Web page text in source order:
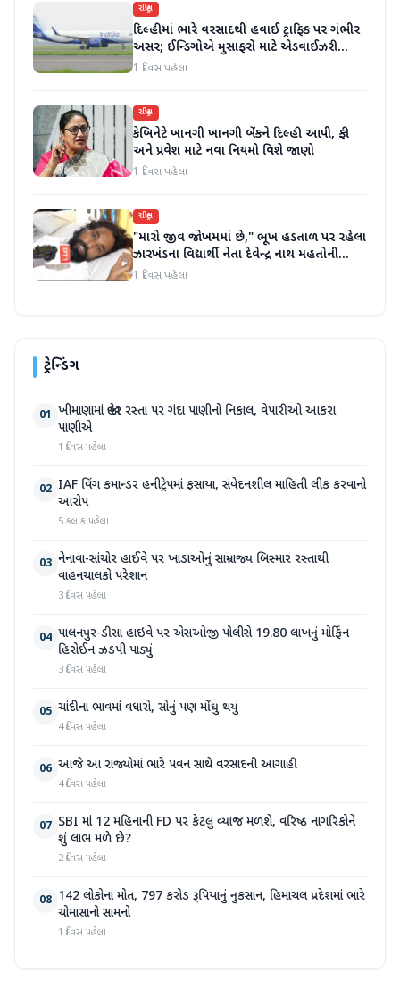
રાષ્ટ્રીય
દિલ્હીમાં ભારે વરસાદથી હવાઈ ટ્રાફિક પર ગંભીર
અસર; ઈન્ડિગોએ મુસાફરો માટે એડવાઈઝરી
જાહેર કરી
1 દિવસ પહેલા
રાષ્ટ્રીય
કેબિનેટે ખાનગી ખાનગી બેંકને દિલ્હી આપી, ફી
અને પ્રવેશ માટે નવા નિયમો વિશે જાણો
1 દિવસ પહેલા
રાષ્ટ્રીય
"મારો જીવ જોખમમાં છે," ભૂખ હડતાળ પર રહેલા
ઝારખંડના વિદ્યાર્થી નેતા દેવેન્દ્ર નાથ મહતોની
તબિયત ખરાબ
1 દિવસ પહેલા
ટ્રેન્ડિંગ
01 ખીમાણામાં જાહેર રસ્તા પર ગંદા પાણીનો નિકાલ, વેપારીઓ આકરા
પાણીએ
1 દિવસ પહેલા
02 IAF વિંગ કમાન્ડર હનીટ્રેપમાં ફસાયા, સંવેદનશીલ માહિતી લીક કરવાનો
આરોપ
5 કલાક પહેલા
03 નેનાવા-સાંચોર હાઈવે પર ખાડાઓનું સામ્રાજ્ય બિસ્માર રસ્તાથી
વાહનચાલકો પરેશાન
3 દિવસ પહેલા
04 પાલનપુર-ડીસા હાઇવે પર એસઓજી પોલીસે 19.80 લાખનું મોર્ફિન
હિરોઈન ઝડપી પાડ્યું
3 દિવસ પહેલા
05 ચાંદીના ભાવમાં વધારો, સોનું પણ મોંઘુ થયું
4 દિવસ પહેલા
06 આજે આ રાજ્યોમાં ભારે પવન સાથે વરસાદની આગાહી
4 દિવસ પહેલા
07 SBI માં 12 મહિનાની FD પર કેટલું વ્યાજ મળશે, વરિષ્ઠ નાગરિકોને
શું લાભ મળે છે?
2 દિવસ પહેલા
08 142 લોકોના મોત, 797 કરોડ રૂપિયાનું નુકસાન, હિમાચલ પ્રદેશમાં ભારે
ચોમાસાનો સામનો
1 દિવસ પહેલા